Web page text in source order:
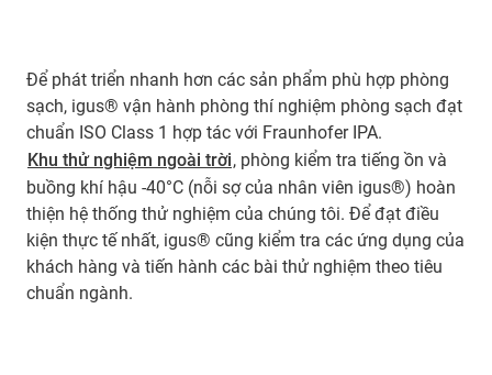
Để phát triển nhanh hơn các sản phẩm phù hợp phòng
sạch, igus® vận hành phòng thí nghiệm phòng sạch đạt
chuẩn ISO Class 1 hợp tác với Fraunhofer IPA.
Khu thử nghiệm ngoài trời, phòng kiểm tra tiếng ồn và
buồng khí hậu -40°C (nỗi sợ của nhân viên igus®) hoàn
thiện hệ thống thử nghiệm của chúng tôi. Để đạt điều
kiện thực tế nhất, igus® cũng kiểm tra các ứng dụng của
khách hàng và tiến hành các bài thử nghiệm theo tiêu
chuẩn ngành.